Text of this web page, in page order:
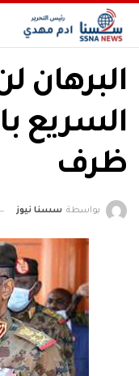
البرهان
السريع
ظرف
بواسطة سسنا نيوز